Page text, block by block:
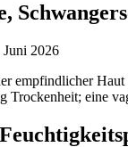
Juni 2026
empfindlicher
eine